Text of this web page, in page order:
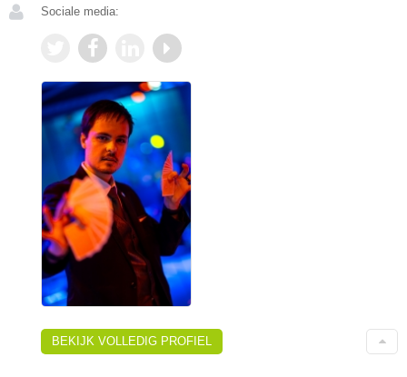
Sociale media:
BEKIJK VOLLEDIG PROFIEL